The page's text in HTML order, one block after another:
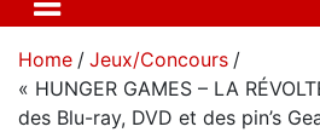
Home
Jeux/Concours
« HUNGER GAMES – LA
des Blu-ray, DVD et des pin’s